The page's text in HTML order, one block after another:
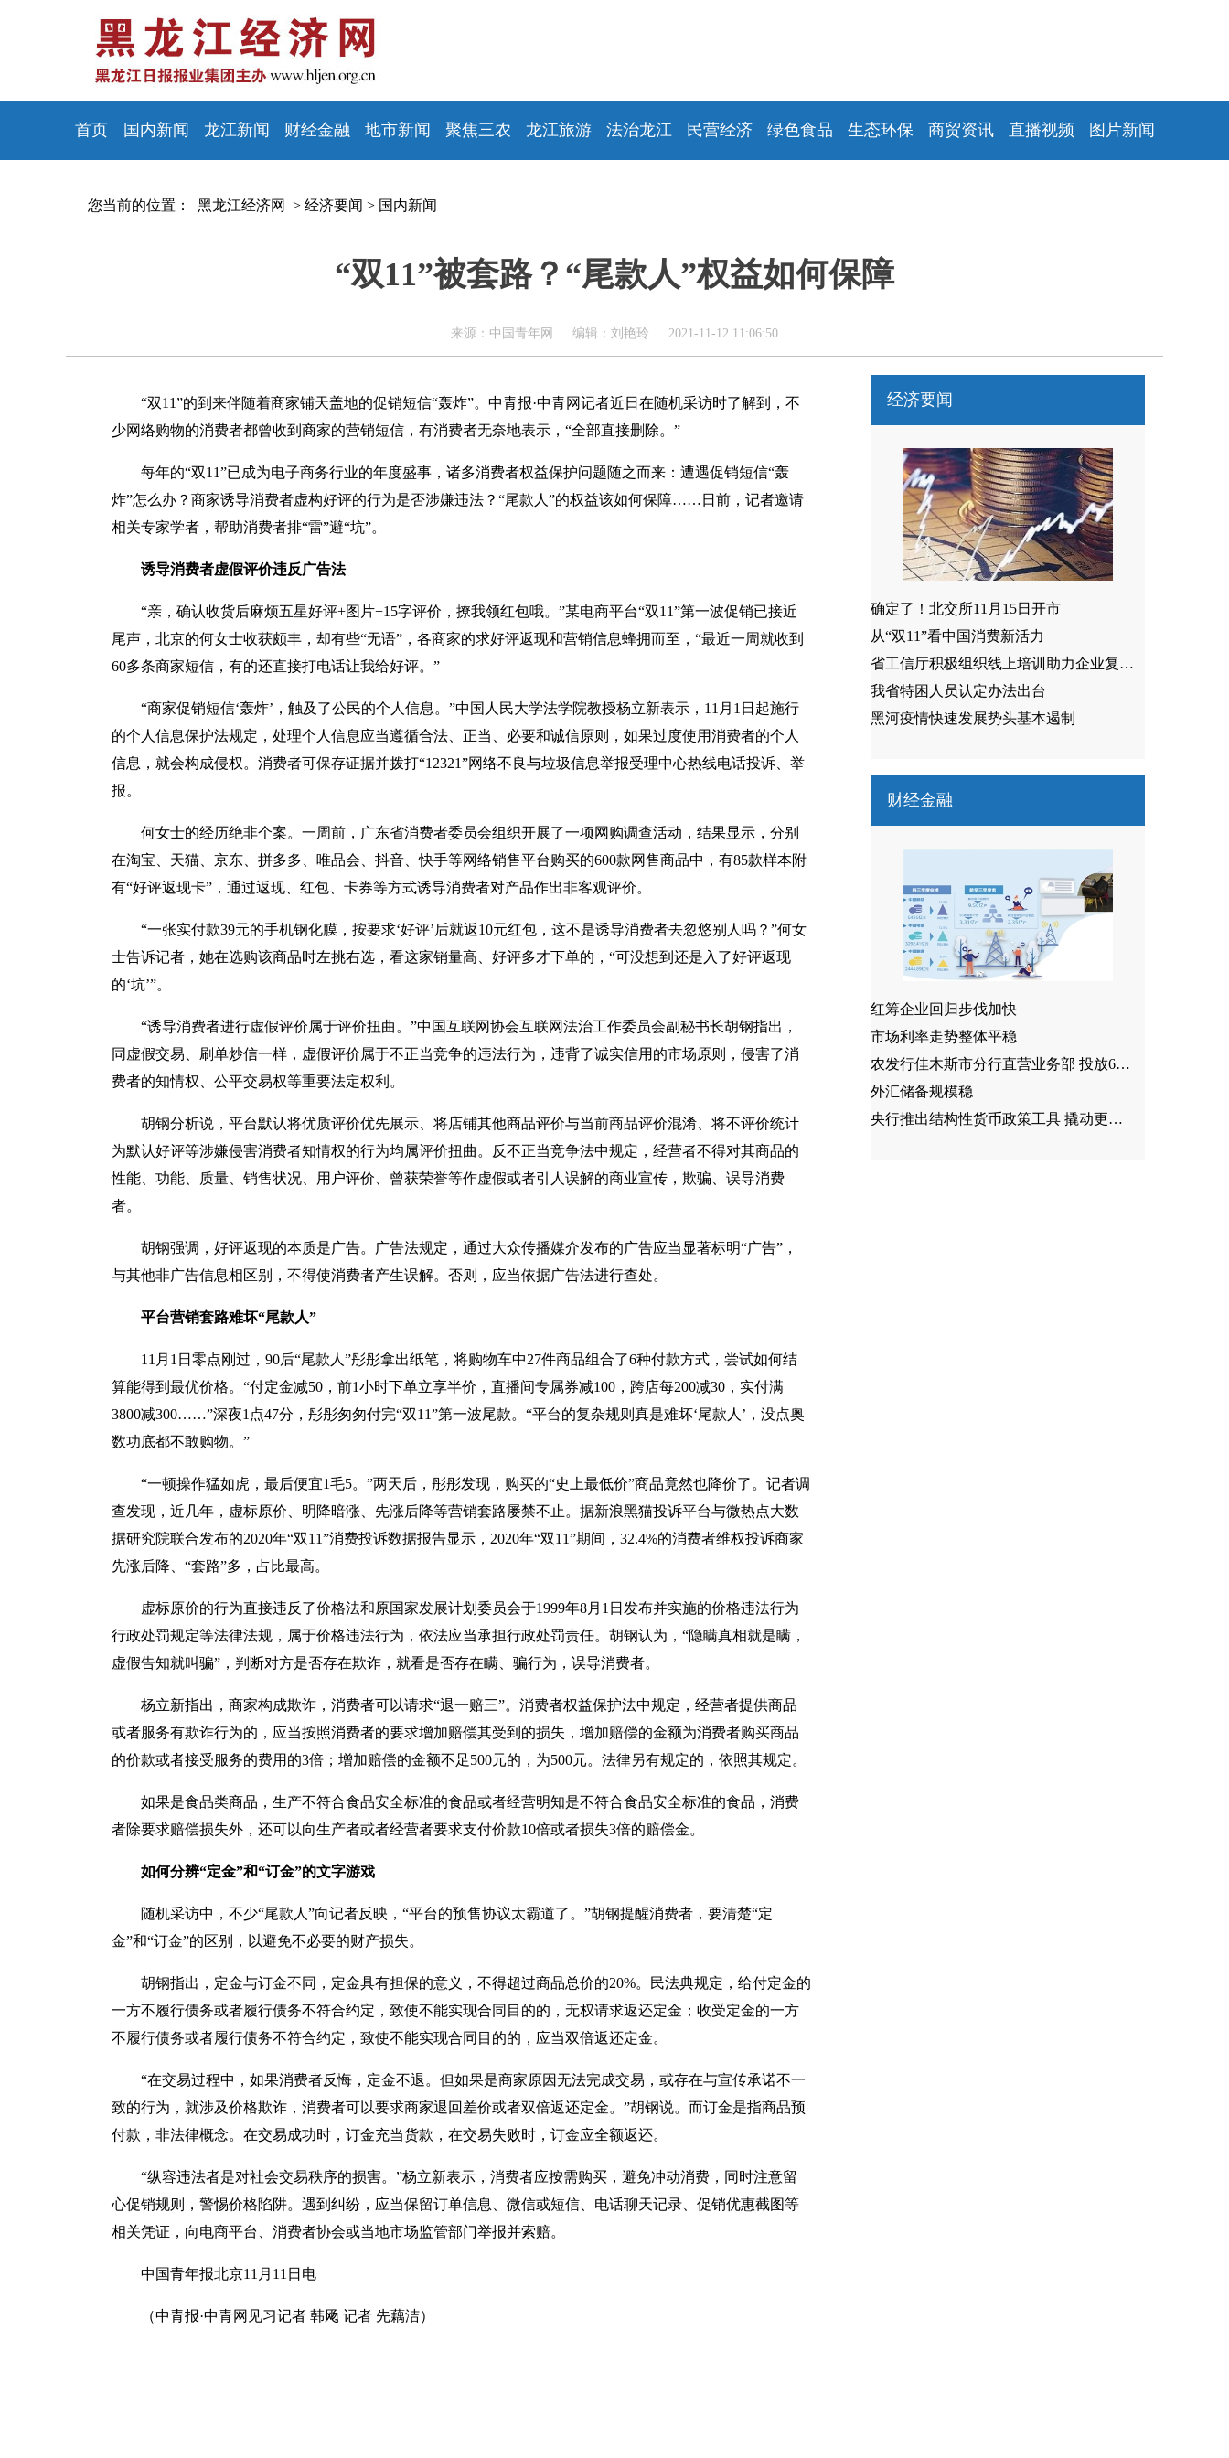
首页 国内新闻 龙江新闻 财经金融 地市新闻 聚焦三农 龙江旅游 法治龙江 民营经济 绿色食品 生态环保 商贸资讯 直播视频 图片新闻
您当前的位置： 黑龙江经济网 > 经济要闻 > 国内新闻
“双11”被套路？“尾款人”权益如何保障
来源：中国青年网 编辑：刘艳玲 2021-11-12 11:06:50
“双11”的到来伴随着商家铺天盖地的促销短信“轰炸”。中青报·中青网记者近日在随机采访时了解到，不
少网络购物的消费者都曾收到商家的营销短信，有消费者无奈地表示，“全部直接删除。”
每年的“双11”已成为电子商务行业的年度盛事，诸多消费者权益保护问题随之而来：遭遇促销短信“轰
炸”怎么办？商家诱导消费者虚构好评的行为是否涉嫌违法？“尾款人”的权益该如何保障……日前，记者邀请
相关专家学者，帮助消费者排“雷”避“坑”。
诱导消费者虚假评价违反广告法
“亲，确认收货后麻烦五星好评+图片+15字评价，撩我领红包哦。”某电商平台“双11”第一波促销已接近
尾声，北京的何女士收获颇丰，却有些“无语”，各商家的求好评返现和营销信息蜂拥而至，“最近一周就收到
60多条商家短信，有的还直接打电话让我给好评。”
“商家促销短信‘轰炸’，触及了公民的个人信息。”中国人民大学法学院教授杨立新表示，11月1日起施行
的个人信息保护法规定，处理个人信息应当遵循合法、正当、必要和诚信原则，如果过度使用消费者的个人
信息，就会构成侵权。消费者可保存证据并拨打“12321”网络不良与垃圾信息举报受理中心热线电话投诉、举
报。
何女士的经历绝非个案。一周前，广东省消费者委员会组织开展了一项网购调查活动，结果显示，分别
在淘宝、天猫、京东、拼多多、唯品会、抖音、快手等网络销售平台购买的600款网售商品中，有85款样本附
有“好评返现卡”，通过返现、红包、卡券等方式诱导消费者对产品作出非客观评价。
“一张实付款39元的手机钢化膜，按要求‘好评’后就返10元红包，这不是诱导消费者去忽悠别人吗？”何女
士告诉记者，她在选购该商品时左挑右选，看这家销量高、好评多才下单的，“可没想到还是入了好评返现
的‘坑’”。
“诱导消费者进行虚假评价属于评价扭曲。”中国互联网协会互联网法治工作委员会副秘书长胡钢指出，
同虚假交易、刷单炒信一样，虚假评价属于不正当竞争的违法行为，违背了诚实信用的市场原则，侵害了消
费者的知情权、公平交易权等重要法定权利。
胡钢分析说，平台默认将优质评价优先展示、将店铺其他商品评价与当前商品评价混淆、将不评价统计
为默认好评等涉嫌侵害消费者知情权的行为均属评价扭曲。反不正当竞争法中规定，经营者不得对其商品的
性能、功能、质量、销售状况、用户评价、曾获荣誉等作虚假或者引人误解的商业宣传，欺骗、误导消费
者。
胡钢强调，好评返现的本质是广告。广告法规定，通过大众传播媒介发布的广告应当显著标明“广告”，
与其他非广告信息相区别，不得使消费者产生误解。否则，应当依据广告法进行查处。
平台营销套路难坏“尾款人”
11月1日零点刚过，90后“尾款人”彤彤拿出纸笔，将购物车中27件商品组合了6种付款方式，尝试如何结
算能得到最优价格。“付定金减50，前1小时下单立享半价，直播间专属券减100，跨店每200减30，实付满
3800减300……”深夜1点47分，彤彤匆匆付完“双11”第一波尾款。“平台的复杂规则真是难坏‘尾款人’，没点奥
数功底都不敢购物。”
“一顿操作猛如虎，最后便宜1毛5。”两天后，彤彤发现，购买的“史上最低价”商品竟然也降价了。记者调
查发现，近几年，虚标原价、明降暗涨、先涨后降等营销套路屡禁不止。据新浪黑猫投诉平台与微热点大数
据研究院联合发布的2020年“双11”消费投诉数据报告显示，2020年“双11”期间，32.4%的消费者维权投诉商家
先涨后降、“套路”多，占比最高。
虚标原价的行为直接违反了价格法和原国家发展计划委员会于1999年8月1日发布并实施的价格违法行为
行政处罚规定等法律法规，属于价格违法行为，依法应当承担行政处罚责任。胡钢认为，“隐瞒真相就是瞒，
虚假告知就叫骗”，判断对方是否存在欺诈，就看是否存在瞒、骗行为，误导消费者。
杨立新指出，商家构成欺诈，消费者可以请求“退一赔三”。消费者权益保护法中规定，经营者提供商品
或者服务有欺诈行为的，应当按照消费者的要求增加赔偿其受到的损失，增加赔偿的金额为消费者购买商品
的价款或者接受服务的费用的3倍；增加赔偿的金额不足500元的，为500元。法律另有规定的，依照其规定。
如果是食品类商品，生产不符合食品安全标准的食品或者经营明知是不符合食品安全标准的食品，消费
者除要求赔偿损失外，还可以向生产者或者经营者要求支付价款10倍或者损失3倍的赔偿金。
如何分辨“定金”和“订金”的文字游戏
随机采访中，不少“尾款人”向记者反映，“平台的预售协议太霸道了。”胡钢提醒消费者，要清楚“定
金”和“订金”的区别，以避免不必要的财产损失。
胡钢指出，定金与订金不同，定金具有担保的意义，不得超过商品总价的20%。民法典规定，给付定金的
一方不履行债务或者履行债务不符合约定，致使不能实现合同目的的，无权请求返还定金；收受定金的一方
不履行债务或者履行债务不符合约定，致使不能实现合同目的的，应当双倍返还定金。
“在交易过程中，如果消费者反悔，定金不退。但如果是商家原因无法完成交易，或存在与宣传承诺不一
致的行为，就涉及价格欺诈，消费者可以要求商家退回差价或者双倍返还定金。”胡钢说。而订金是指商品预
付款，非法律概念。在交易成功时，订金充当货款，在交易失败时，订金应全额返还。
“纵容违法者是对社会交易秩序的损害。”杨立新表示，消费者应按需购买，避免冲动消费，同时注意留
心促销规则，警惕价格陷阱。遇到纠纷，应当保留订单信息、微信或短信、电话聊天记录、促销优惠截图等
相关凭证，向电商平台、消费者协会或当地市场监管部门举报并索赔。
中国青年报北京11月11日电
（中青报·中青网见习记者 韩飏 记者 先藕洁）
经济要闻
确定了！北交所11月15日开市
从“双11”看中国消费新活力
省工信厅积极组织线上培训助力企业复工复产
我省特困人员认定办法出台
黑河疫情快速发展势头基本遏制
财经金融
红筹企业回归步伐加快
市场利率走势整体平稳
农发行佳木斯市分行直营业务部 投放6550万元贷款支持秋粮收购
外汇储备规模稳
央行推出结构性货币政策工具 撬动更多资金支持碳减排